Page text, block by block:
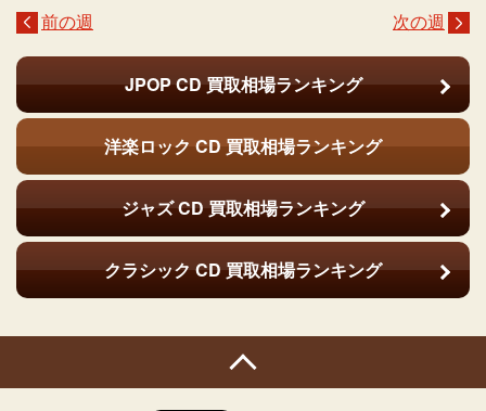
前の週 次の週
JPOP CD買取相場ランキング
洋楽ロック CD 買取相場ランキング
ジャズ CD買取相場ランキング
クラシック CD買取相場ランキング